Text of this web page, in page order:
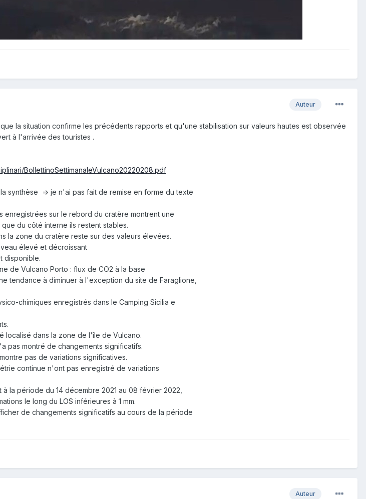
Auteur
la situation confirme les précédents rapports et qu'une stabilisation sur valeurs hautes est observée
à l'arrivée des touristes .
BollettinoSettimanaleVulcano20220208.pdf
synthèse => je n'ai pas fait de remise en forme du texte
enregistrées sur le rebord du cratère montrent une
du côté interne ils restent stables.
la zone du cratère reste sur des valeurs élevées.
élevé et décroissant
disponible.
de Vulcano Porto : flux de CO2 à la base
tendance à diminuer à l'exception du site de Faraglione,
chimiques enregistrés dans le Camping Sicilia e
localisé dans la zone de l'île de Vulcano.
pas montré de changements significatifs.
pas de variations significatives.
continue n'ont pas enregistré de variations
la période du 14 décembre 2021 au 08 février 2022,
le long du LOS inférieures à 1 mm.
de changements significatifs au cours de la période
Auteur